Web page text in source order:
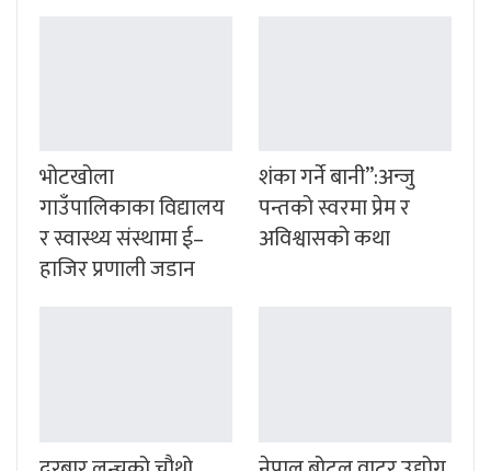
भोटखोला
गाउँपालिकाका विद्यालय
र स्वास्थ्य संस्थामा ई–
हाजिर प्रणाली जडान
शंका गर्ने बानी”:अन्जु
पन्तको स्वरमा प्रेम र
अविश्वासको कथा